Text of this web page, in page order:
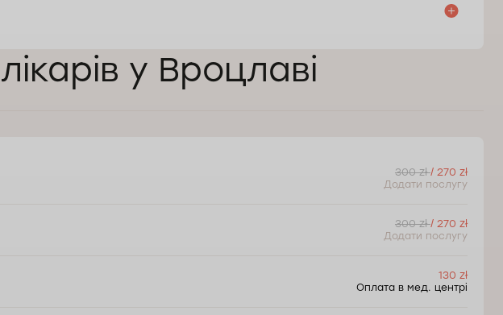
у Вроцлаві
300 zł/ 270 zł
Додати послугу
300 zł/ 270 zł
Додати послугу
130 zł
Оплата в мед. центрі